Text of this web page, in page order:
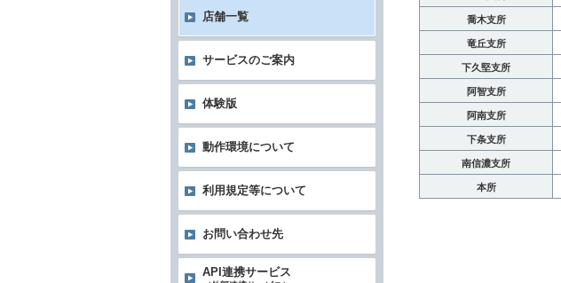
喬木支所
竜丘支所
下久堅支所
阿智支所
阿南支所
下条支所
南信濃支所
本所
店舗一覧
サービスのご案内
体験版
動作環境について
利用規定等について
お問い合わせ先
API連携サービス